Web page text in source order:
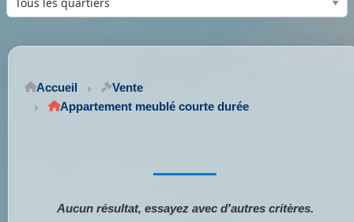
Accueil
Vente
Appartement meublé courte durée
Aucun résultat, essayez avec d'autres critères.